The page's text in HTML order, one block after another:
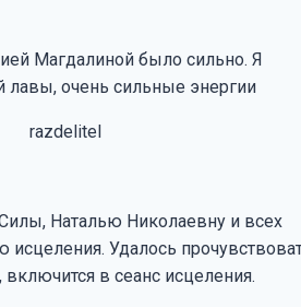
Магдалиной было сильно. Я
лавы, очень сильные энергии
Наталью Николаевну и всех
исцеления. Удалось
в сеанс исцеления.